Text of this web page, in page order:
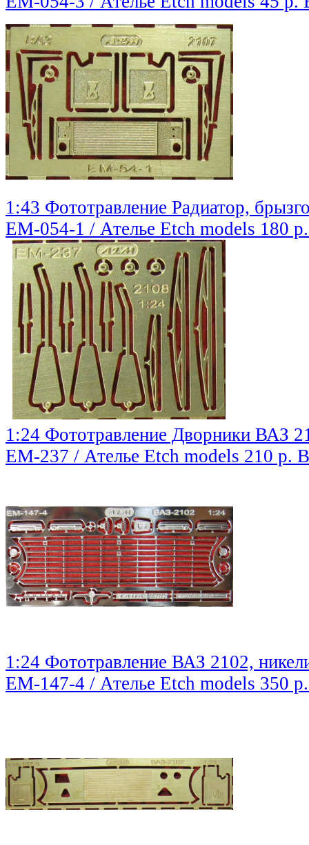
1:43 Фототравление Радиатор,
EM-054-1 / Ателье Etch models 180
1:24 Фототравление Дворники ВАЗ
EM-237 / Ателье Etch models 210 р.
1:24 Фототравление ВАЗ 2102,
EM-147-4 / Ателье Etch models 350